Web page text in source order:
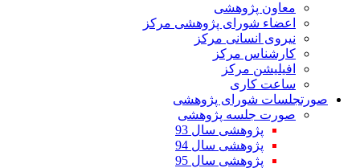
معاون پژوهشی
اعضاء شورای پژوهشی مرکز
نیروی انسانی مرکز
کارشناس مرکز
افیلیشن مرکز
ساعت کاری
صورتجلسات شورای پژوهشی
صورت جلسه پژوهشی
پژوهشی سال 93
پژوهشی سال 94
پژوهشی سال 95